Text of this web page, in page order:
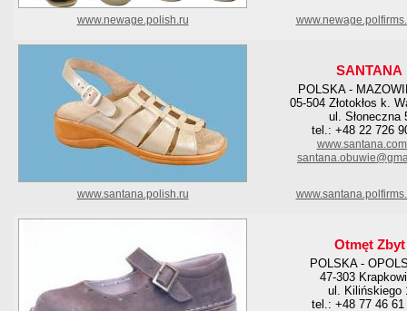
www.newage.polish.ru
SANTANA
POLSKA -
05-504 Złotokłos k.
ul. Słoneczna
tel.: +48 22 726
www.santana.polish.ru
Otmęt Zbyt
POLSKA -
47-303
ul. Kilińskiego
tel.: +48 77 46 61